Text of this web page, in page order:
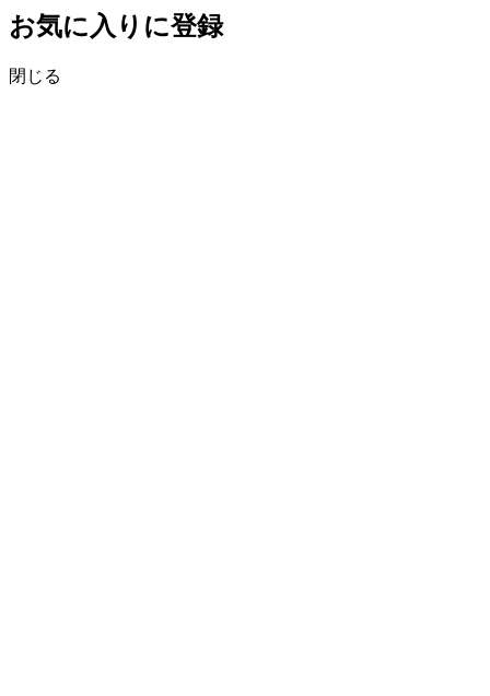
お気に入りに登録
閉じる